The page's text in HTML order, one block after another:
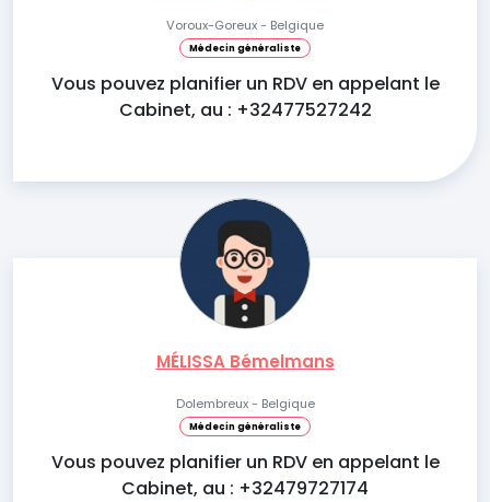
Voroux-Goreux - Belgique
Médecin généraliste
Vous pouvez planifier un RDV en appelant le
Cabinet, au : +32477527242
MÉLISSA Bémelmans
Dolembreux - Belgique
Médecin généraliste
Vous pouvez planifier un RDV en appelant le
Cabinet, au : +32479727174